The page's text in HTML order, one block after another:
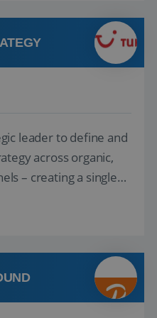
gevoegd...
leader to define and
across organic,
– creating a single
until 18 August